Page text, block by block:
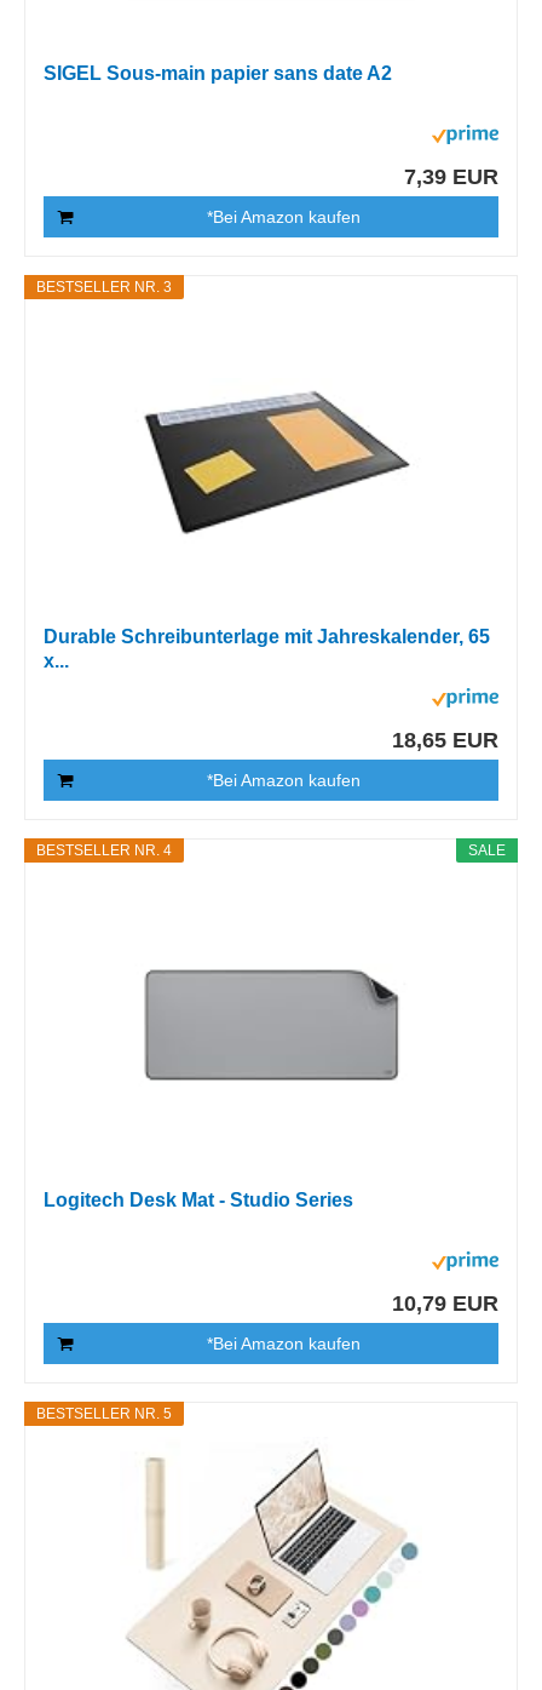
SIGEL Sous-main papier sans date A2
7,39 EUR
*Bei Amazon kaufen
BESTSELLER NR. 3
Durable Schreibunterlage mit Jahreskalender, 65
x...
18,65 EUR
*Bei Amazon kaufen
SALE
BESTSELLER NR. 4
Logitech Desk Mat - Studio Series
10,79 EUR
*Bei Amazon kaufen
BESTSELLER NR. 5